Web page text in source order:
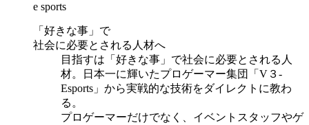
e sports
「好きな事」で
社会に必要とされる人材へ
目指すは「好きな事」で社会に必要とされる人
材。日本一に輝いたプロゲーマー集団「V３-
Esports」から実戦的な技術をダイレクトに教わ
る。
プロゲーマーだけでなく、イベントスタッフやゲ